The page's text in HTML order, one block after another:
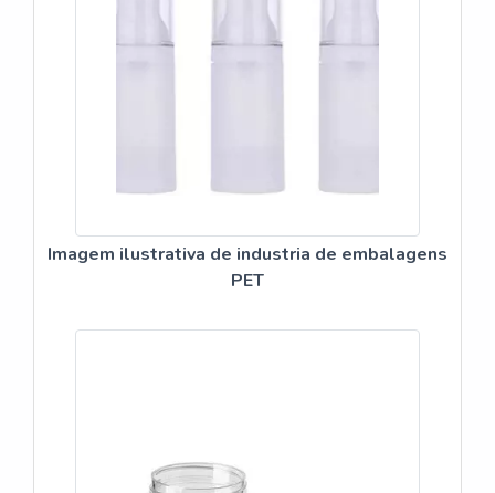
Imagem ilustrativa de industria de embalagens
PET